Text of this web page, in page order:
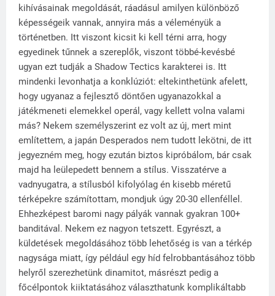
kihívásainak megoldását, ráadásul amilyen különböző
képességeik vannak, annyira más a véleményük a
történetben. Itt viszont kicsit ki kell térni arra, hogy
egyedinek tűnnek a szereplők, viszont többé-kevésbé
ugyan ezt tudják a Shadow Tectics karakterei is. Itt
mindenki levonhatja a konklúziót: eltekinthetünk afelett,
hogy ugyanaz a fejlesztő döntően ugyanazokkal a
játékmeneti elemekkel operál, vagy kellett volna valami
más? Nekem személyszerint ez volt az új, mert mint
említettem, a japán Desperados nem tudott lekötni, de itt
jegyezném meg, hogy ezután biztos kipróbálom, bár csak
majd ha leülepedett bennem a stílus. Visszatérve a
vadnyugatra, a stílusból kifolyólag én kisebb méretű
térképekre számítottam, mondjuk úgy 20-30 ellenféllel.
Ehhezképest baromi nagy pályák vannak gyakran 100+
banditával. Nekem ez nagyon tetszett. Egyrészt, a
küldetések megoldásához több lehetőség is van a térkép
nagysága miatt, így például egy híd felrobbantásához több
helyről szerezhetünk dinamitot, másrészt pedig a
főcélpontok kiiktatásához választhatunk komplikáltabb